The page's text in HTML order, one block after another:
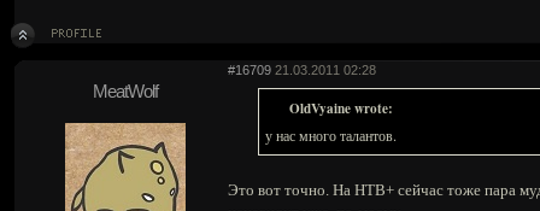
#16709 21.03.2011 02:28
MeatWolf
OldVyaine wrote:
у нас много талантов.
Это вот точно. На НТВ+ сейчас тоже пара